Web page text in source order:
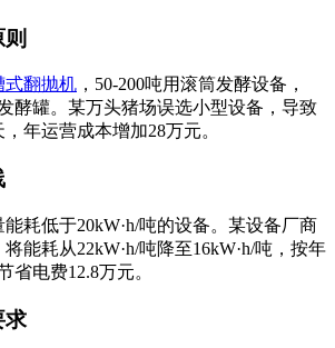
式翻抛机 ，50-200吨用滚筒发酵设备，
酵罐。某万头猪场误选小型设备，导致
年运营成本增加28万元。
耗低于20kW·h/吨的设备。某设备厂商
能耗从22kW·h/吨降至16kW·h/吨，按年
省电费12.8万元。
求